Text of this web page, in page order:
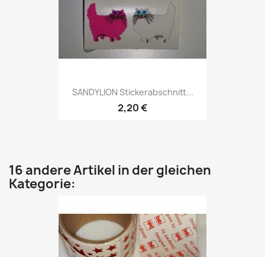
SANDYLION Stickerabschnitt...
2,20 €
16 andere Artikel in der gleichen
Kategorie: